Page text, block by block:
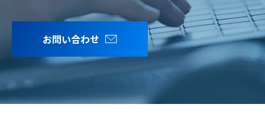
お問い合わせ